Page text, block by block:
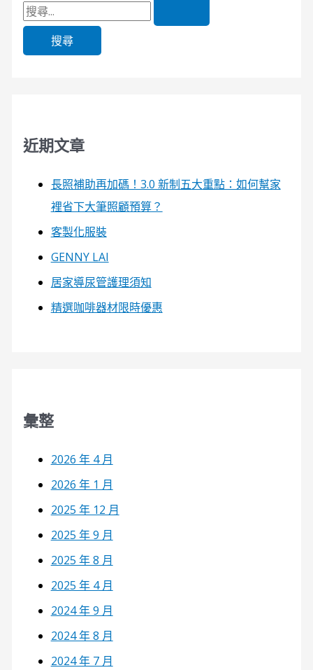
近期文章
長照補助再加碼！3.0 新制五大重點：如何幫家
裡省下大筆照顧預算？
客製化服裝
GENNY LAI
居家導尿管護理須知
精選咖啡器材限時優惠
彙整
2026 年 4 月
2026 年 1 月
2025 年 12 月
2025 年 9 月
2025 年 8 月
2025 年 4 月
2024 年 9 月
2024 年 8 月
2024 年 7 月